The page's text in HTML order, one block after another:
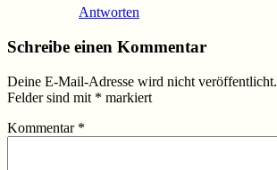
Antworten
Schreibe einen Kommentar
Deine E-Mail-Adresse wird nicht veröffentlicht.
Felder sind mit * markiert
Kommentar *